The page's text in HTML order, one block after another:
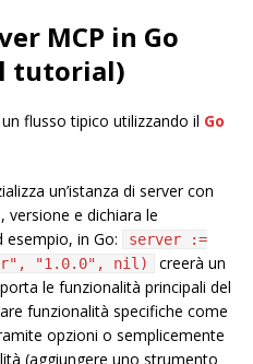
MCP in Go
tutorial)
flusso tipico utilizzando il Go
un’istanza di server con
versione e dichiara le
in Go:
server :=
"1.0.0", nil)
creerà un
le funzionalità principali del
funzionalità specifiche come
opzioni o semplicemente
(aggiungere uno strumento